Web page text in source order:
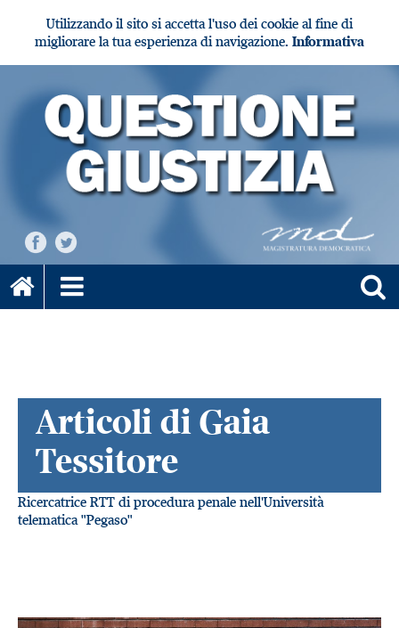
Utilizzando il sito si accetta l'uso dei cookie al fine di
migliorare la tua esperienza di navigazione. Informativa
Articoli di Gaia
Tessitore
Ricercatrice RTT di procedura penale nell'Università
telematica "Pegaso"